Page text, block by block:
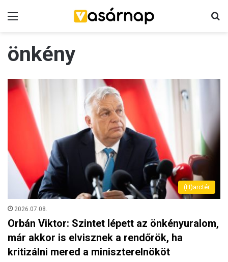
önkény
(H)arctér
2026.07.08.
Orbán Viktor: Szintet lépett az önkényuralom,
már akkor is elvisznek a rendőrök, ha
kritizálni mered a miniszterelnököt